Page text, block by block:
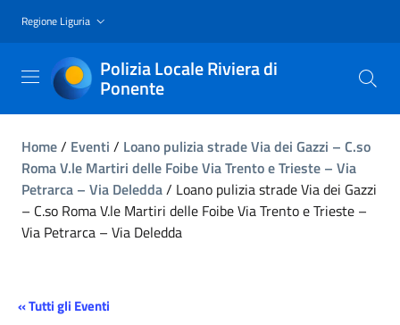
Regione Liguria
Polizia Locale Riviera di
Ponente
Home/ Eventi / Loano pulizia strade Via dei Gazzi – C.so
Roma V.le Martiri delle Foibe Via Trento e Trieste – Via
Petrarca – Via Deledda/ Loano pulizia strade Via dei Gazzi
– C.so Roma V.le Martiri delle Foibe Via Trento e Trieste –
Via Petrarca – Via Deledda
« Tutti gli Eventi